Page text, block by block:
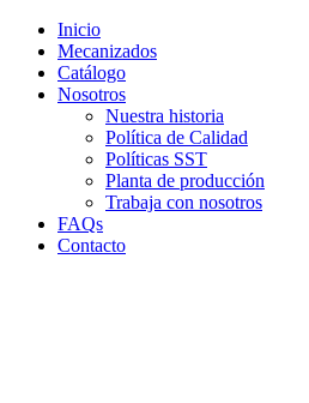
Inicio
Mecanizados
Catálogo
Nosotros
Nuestra historia
Política de Calidad
Políticas SST
Planta de producción
Trabaja con nosotros
FAQs
Contacto